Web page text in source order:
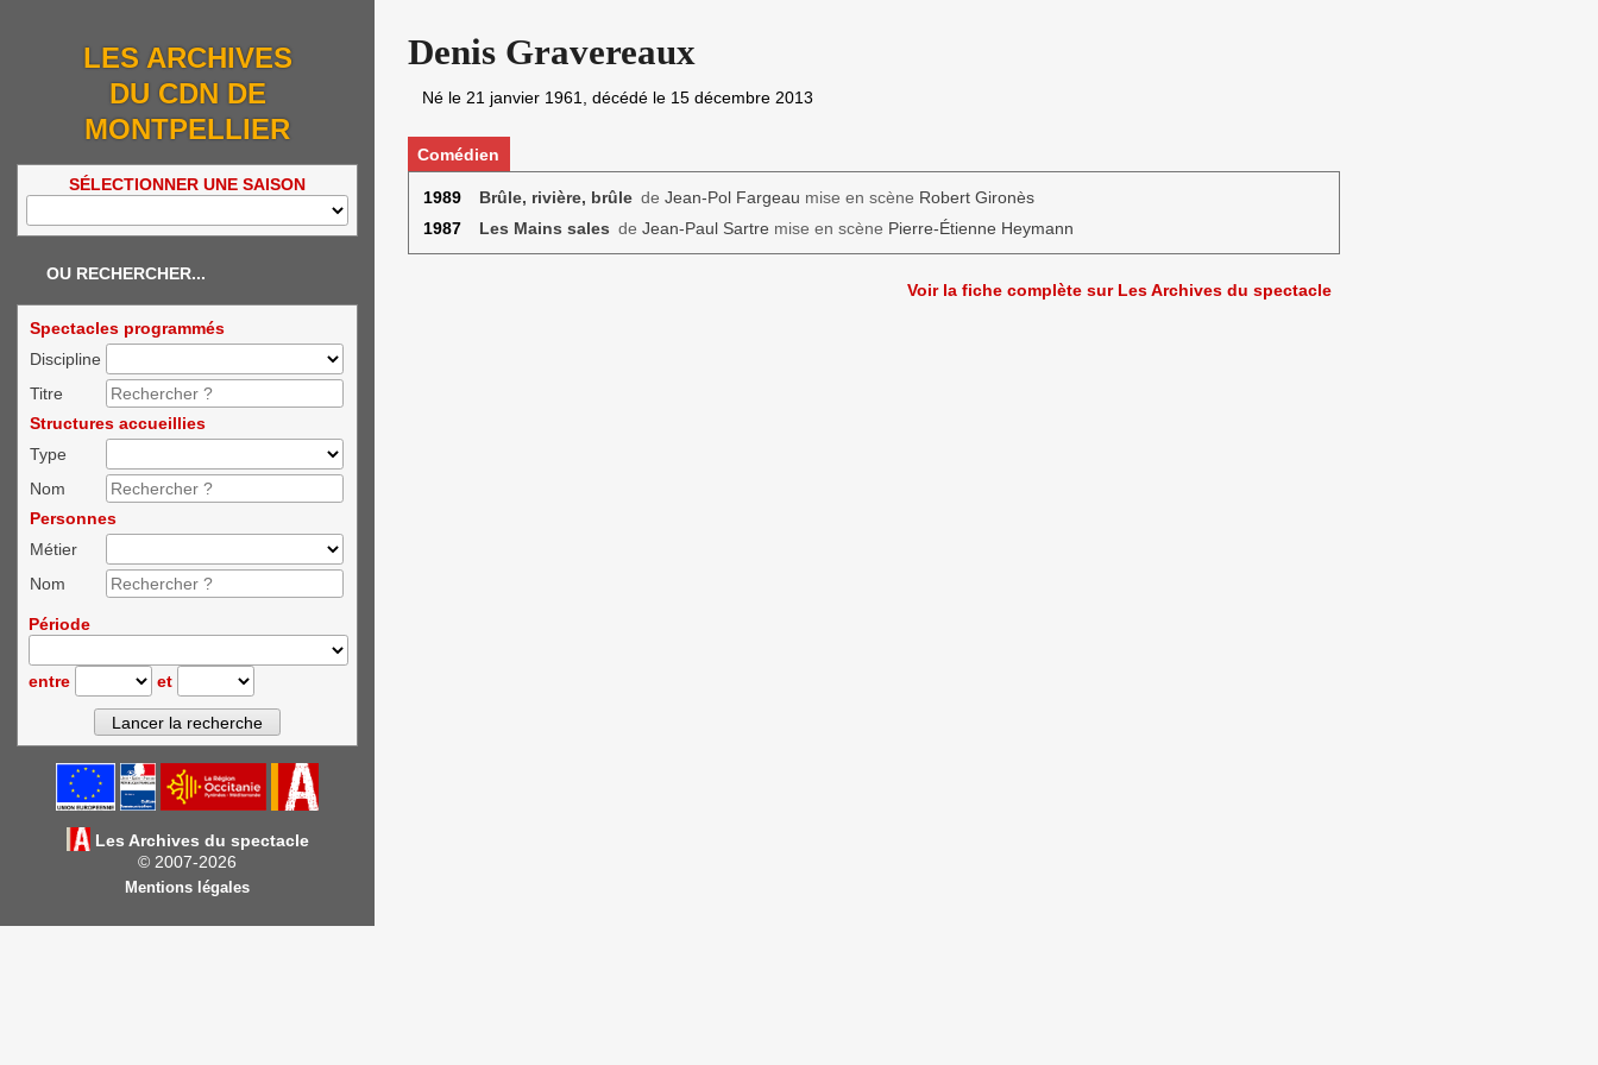
LES ARCHIVES
DU CDN DE
MONTPELLIER
SÉLECTIONNER UNE SAISON
OU RECHERCHER...
Spectacles programmés
Discipline
Titre
Structures accueillies
Type
Nom
Personnes
Métier
Nom
Période
entre et
Les Archives du spectacle
© 2007-2026
Mentions légales
Denis Gravereaux
Né le 21 janvier 1961 , décédé le 15 décembre 2013
Comédien
1989 Brûle, rivière, brûlede Jean-Pol Fargeau mise en scène Robert Gironès
1987
Les Mains sales de Jean-Paul Sartre mise en scène Pierre-Étienne Heymann
Voir la fiche complète sur Les Archives du spectacle